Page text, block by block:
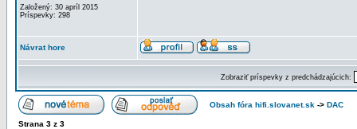
Založený: 30 apríl 2015
Príspevky: 298
Návrat hore
Zobraziť príspevky z predchádzajúcich:
Obsah fóra hifi.slovanet.sk -> DAC
Strana 3 z 3